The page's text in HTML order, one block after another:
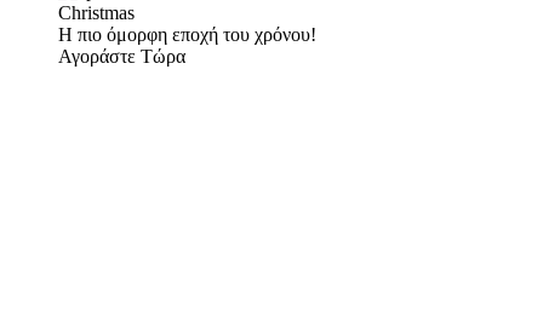
Christmas
Η πιο όμορφη εποχή του χρόνου!
Αγοράστε Τώρα